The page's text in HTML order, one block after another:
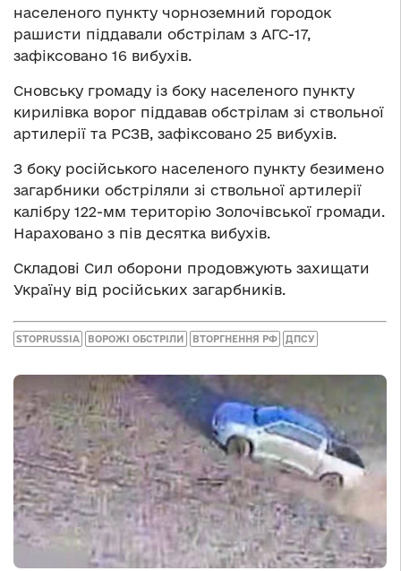
населеного пункту чорноземний городок
рашисти піддавали обстрілам з АГС-17,
зафіксовано 16 вибухів.
Сновську громаду із боку населеного пункту
кирилівка ворог піддавав обстрілам зі ствольної
артилерії та РСЗВ, зафіксовано 25 вибухів.
З боку російського населеного пункту безимено
загарбники обстріляли зі ствольної артилерії
калібру 122-мм територію Золочівської громади.
Нараховано з пів десятка вибухів.
Складові Сил оборони продовжують захищати
Україну від російських загарбників.
STOPRUSSIA ВОРОЖІ ОБСТРІЛИ ВТОРГНЕННЯ РФ ДПСУ